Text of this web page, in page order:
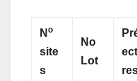
No
site
s
No
Lot